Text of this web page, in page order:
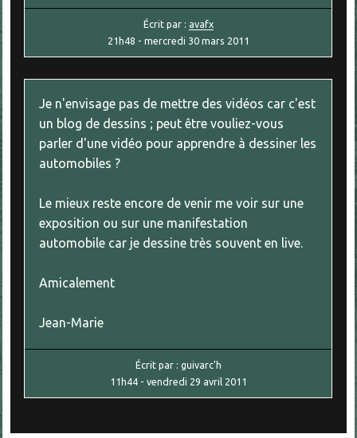
Écrit par : avafx
21h48 - mercredi 30 mars 2011
Je n'envisage pas de mettre des vidéos car c'est
un blog de dessins ; peut être vouliez-vous
parler d'une vidéo pour apprendre à dessiner les
automobiles ?
Le mieux reste encore de venir me voir sur une
exposition ou sur une manifestation
automobile car je dessine très souvent en live.
Amicalement
Jean-Marie
Écrit par : guivarc'h
11h44- vendredi 29 avril 2011